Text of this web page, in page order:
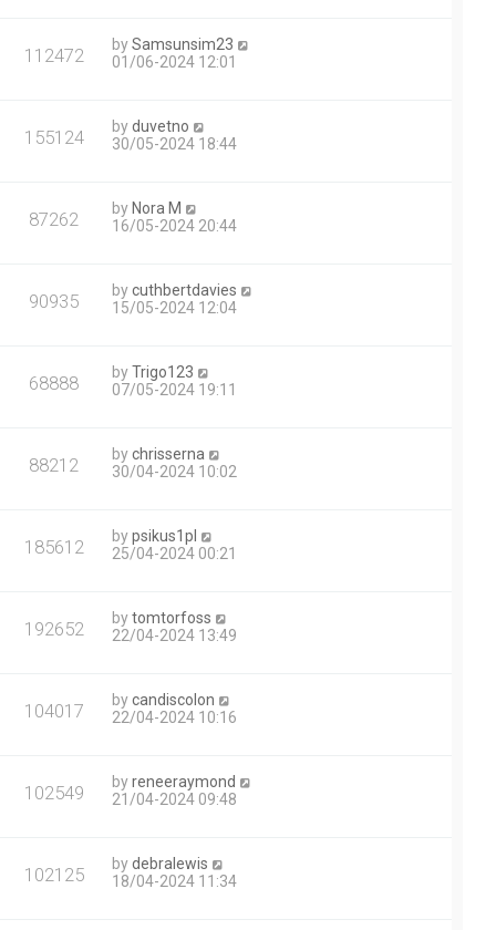
112472 bySamsunsim23
01/06-2024 12:01
155124 byduvetno
30/05-2024 18:44
87262 by Nora M
16/05-2024 20:44
90935 bycuthbertdavies
15/05-2024 12:04
68888 byTrigo123
07/05-2024 19:11
88212 bychrisserna
30/04-2024 10:02
185612 bypsikus1pl
25/04-2024 00:21
192652 bytomtorfoss
22/04-2024 13:49
104017 bycandiscolon
22/04-2024 10:16
102549 byreneeraymond
21/04-2024 09:48
102125 bydebralewis
18/04-2024 11:34